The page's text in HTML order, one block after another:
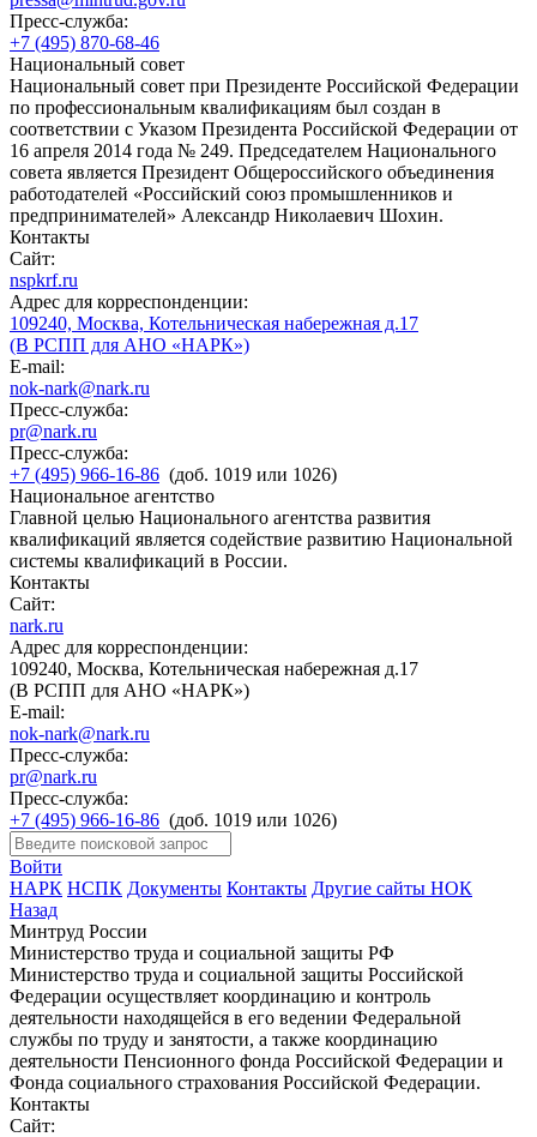
Пресс-служба:
+7 (495) 870-68-46
Национальный совет
Национальный совет при Президенте Российской Федерации
по профессиональным квалификациям был создан в
соответствии с Указом Президента Российской Федерации от
16 апреля 2014 года № 249. Председателем Национального
совета является Президент Общероссийского объединения
работодателей «Российский союз промышленников и
предпринимателей» Александр Николаевич Шохин.
Контакты
Сайт:
nspkrf.ru
Адрес для корреспонденции:
109240, Москва, Котельническая набережная д.17
(В РСПП для АНО «НАРК»)
E-mail:
nok-nark@nark.ru
Пресс-служба:
pr@nark.ru
Пресс-служба:
+7 (495) 966-16-86 (доб. 1019 или 1026)
Национальное агентство
Главной целью Национального агентства развития
квалификаций является содействие развитию Национальной
системы квалификаций в России.
Контакты
Сайт:
nark.ru
Адрес для корреспонденции:
109240, Москва, Котельническая набережная д.17
(В РСПП для АНО «НАРК»)
E-mail:
nok-nark@nark.ru
Пресс-служба:
pr@nark.ru
Пресс-служба:
+7 (495) 966-16-86 (доб. 1019 или 1026)
Войти
НАРК НСПК Документы Контакты Другие сайты НОК
Назад
Минтруд России
Министерство труда и социальной защиты РФ
Министерство труда и социальной защиты Российской
Федерации осуществляет координацию и контроль
деятельности находящейся в его ведении Федеральной
службы по труду и занятости, а также координацию
деятельности Пенсионного фонда Российской Федерации и
Фонда социального страхования Российской Федерации.
Контакты
Сайт: